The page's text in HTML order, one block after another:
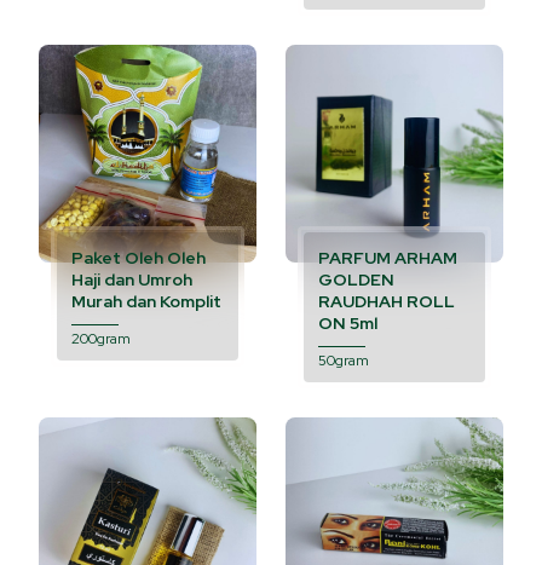
Paket Oleh Oleh
Haji dan Umroh
Murah dan Komplit
200gram
PARFUM ARHAM
GOLDEN
RAUDHAH ROLL
ON 5ml
50gram